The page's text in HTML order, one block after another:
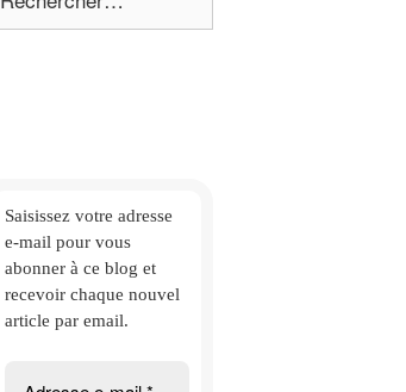
Saisissez votre adresse
e-mail pour vous
abonner à ce blog et
recevoir chaque nouvel
article par email.